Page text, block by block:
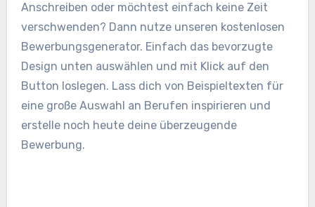
Anschreiben oder möchtest einfach keine Zeit
verschwenden? Dann nutze unseren kostenlosen
Bewerbungsgenerator. Einfach das bevorzugte
Design unten auswählen und mit Klick auf den
Button loslegen. Lass dich von Beispieltexten für
eine große Auswahl an Berufen inspirieren und
erstelle noch heute deine überzeugende
Bewerbung.